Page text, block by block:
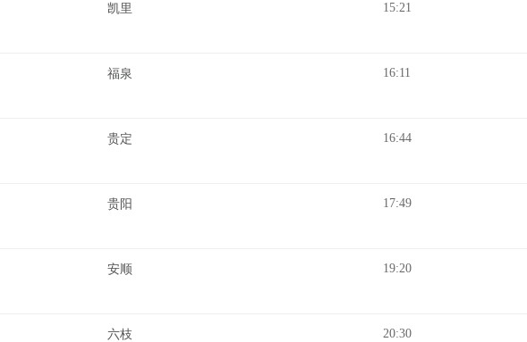
凯里 15:21
福泉 16:11
贵定 16:44
贵阳 17:49
安顺 19:20
六枝 20:30